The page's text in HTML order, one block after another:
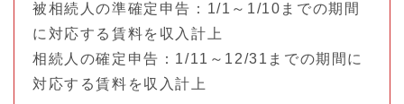
被相続人の準確定申告：1/1～1/10までの期間
に対応する賃料を収入計上
相続人の確定申告：1/11～12/31までの期間に
対応する賃料を収入計上